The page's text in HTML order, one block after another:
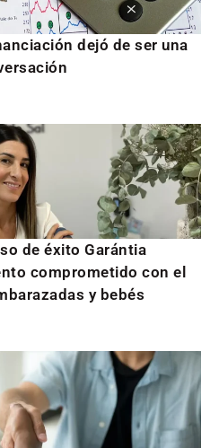
dejó de ser una
de éxito Garántia
comprometido con el
y bebés